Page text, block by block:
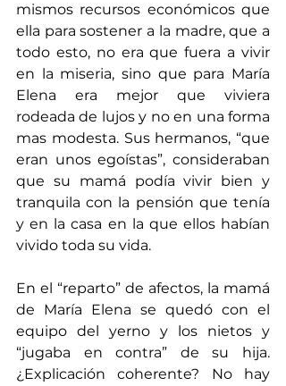
mismos recursos económicos que
ella para sostener a la madre, que a
todo esto, no era que fuera a vivir
en la miseria, sino que para María
Elena era mejor que viviera
rodeada de lujos y no en una forma
mas modesta. Sus hermanos, “que
eran unos egoístas”, consideraban
que su mamá podía vivir bien y
tranquila con la pensión que tenía
y en la casa en la que ellos habían
vivido toda su vida.
En el “reparto” de afectos, la mamá
de María Elena se quedó con el
equipo del yerno y los nietos y
“jugaba en contra” de su hija.
¿Explicación coherente? No hay